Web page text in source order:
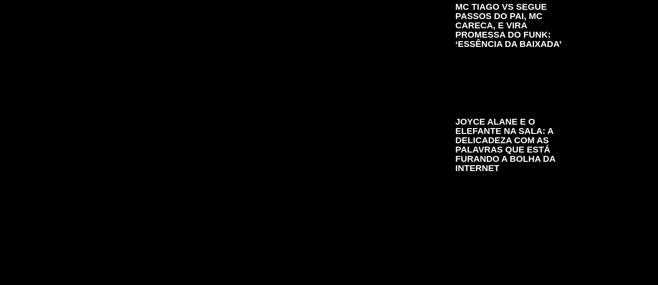
MC TIAGO VS SEGUE
PASSOS DO PAI, MC
CARECA, E VIRA
PROMESSA DO FUNK:
‘ESSÊNCIA DA BAIXADA’
JOYCE ALANE E O
ELEFANTE NA SALA: A
DELICADEZA COM AS
PALAVRAS QUE ESTÁ
FURANDO A BOLHA DA
INTERNET